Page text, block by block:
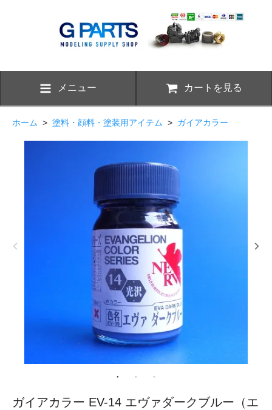
メニュー カートを見る
ホーム > 塗料・顔料・塗装用アイテム > ガイアカラー
ガイアカラー EV-14 エヴァダークブルー（エ